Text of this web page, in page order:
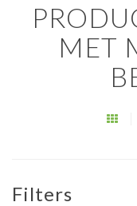
MET
Filters